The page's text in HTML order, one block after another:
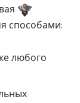
способами:
любого